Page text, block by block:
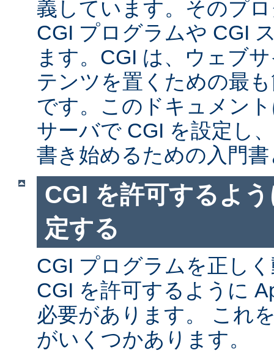
義しています。そのプ
CGI プログラムや CGI
ます。CGI は、ウェブ
テンツを置くための最
です。このドキュメン
サーバで CGI を設定し
書き始めるための入門
CGI を許可するよ
定する
CGI プログラムを正し
CGI を許可するように
必要があります。 これ
がいくつかあります。